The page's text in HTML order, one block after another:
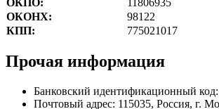
ОКПО:
11806935
ОКОНХ:
98122
КПП:
775021017
Прочая информация
Банковский идентификационный
Почтовый адрес: 115035, Россия, г.